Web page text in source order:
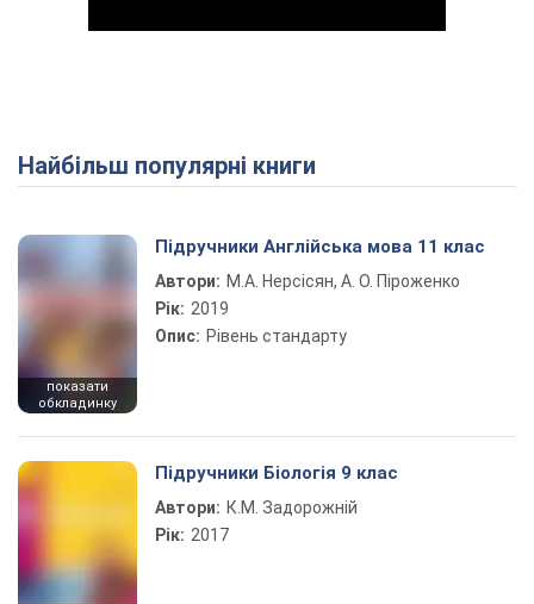
Play Video
Найбільш популярні книги
показати
обкладинку
Підручники Англійська мова 11 клас
Автори: М.А. Нерсісян, А. О. Піроженко
Рік: 2019
Опис: Рівень стандарту
Підручники Біологія 9 клас
Автори: К.М. Задорожній
Рік: 2017